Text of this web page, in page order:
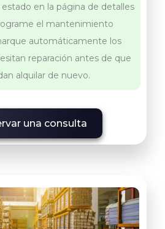
en la página de detalles
el mantenimiento
automáticamente los
reparación antes de que
alquilar de nuevo.
una consulta